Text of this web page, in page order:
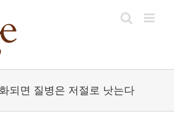
되면 질병은 저절로 낫는다